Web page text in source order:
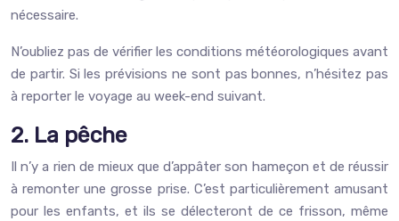
nécessaire.
N’oubliez pas de vérifier les conditions météorologiques avant
de partir. Si les prévisions ne sont pas bonnes, n’hésitez pas
à reporter le voyage au week-end suivant.
2. La pêche
Il n’y a rien de mieux que d’appâter son hameçon et de réussir
à remonter une grosse prise. C’est particulièrement amusant
pour les enfants, et ils se délecteront de ce frisson, même